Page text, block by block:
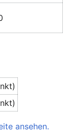
ansehen.